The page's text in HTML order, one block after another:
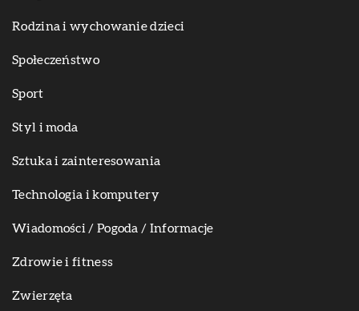
Rodzina i wychowanie dzieci
Społeczeństwo
Sport
Styl i moda
Sztuka i zainteresowania
Technologia i komputery
Wiadomości / Pogoda / Informacje
Zdrowie i fitness
Zwierzęta